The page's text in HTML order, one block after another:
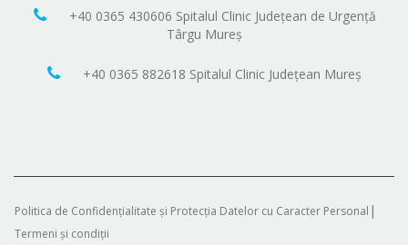
+40 0365 430606 Spitalul Clinic Județean de Urgență
Târgu Mureș
+40 0365 882618 Spitalul Clinic Județean Mureș
Politica de Confidențialitate și Protecția Datelor cu Caracter Personal
Termeni și condiții